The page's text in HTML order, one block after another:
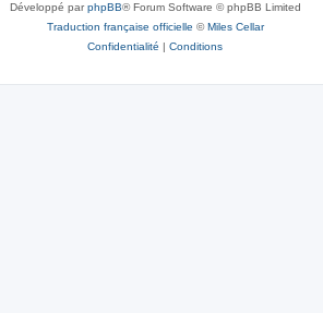
Développé parphpBB® Forum Software © phpBB Limited
Traduction française officielle ©Miles Cellar
Confidentialité | Conditions